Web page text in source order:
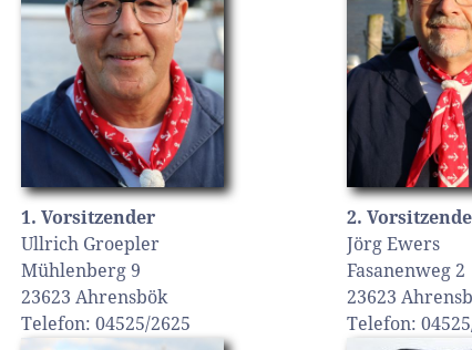
1. Vorsitzender
Ullrich Groepler
Mühlenberg 9
23623 Ahrensbök
Telefon: 04525/2625
2.
Jörg Ewers
Fasanenweg 2
23623
Telefon: